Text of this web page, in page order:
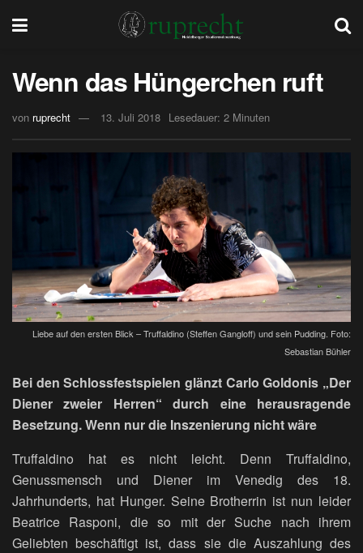
Wenn das Hüngerchen ruft
von ruprecht 13. Juli 2018 Lesedauer: 2 Minuten
Liebe auf den ersten Blick – Truffaldino (Steffen Gangloff) und sein Pudding. Foto:
Sebastian Bühler
Bei den Schlossfestspielen glänzt Carlo Goldonis „Der
Diener zweier Herren“ durch eine herausragende
Besetzung. Wenn nur die Inszenierung nicht wäre
Truffaldino hat es nicht leicht. Denn Truffaldino,
Genussmensch und Diener im Venedig des 18.
Jahrhunderts, hat Hunger. Seine Brotherrin ist nun leider
Beatrice Rasponi, die so mit der Suche nach ihrem
Geliebten beschäftigt ist, dass sie die Auszahlung des